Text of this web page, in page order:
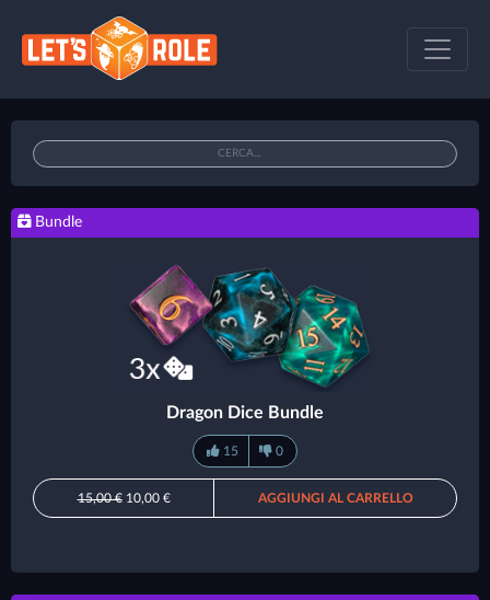
Bundle
Dragon Dice Bundle
15 0
15,00 €10,00 € AGGIUNGI AL CARRELLO